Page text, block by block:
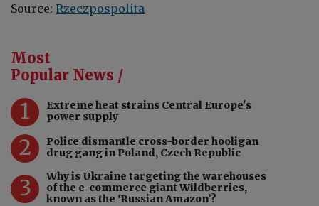
Source: Rzeczpospolita
Most
Popular News /
1
Extreme heat strains Central Europe's
power supply
2
Police dismantle cross-border hooligan
drug gang in Poland, Czech Republic
3
Why is Ukraine targeting the warehouses
of the e-commerce giant Wildberries,
known as the ‘Russian Amazon’?